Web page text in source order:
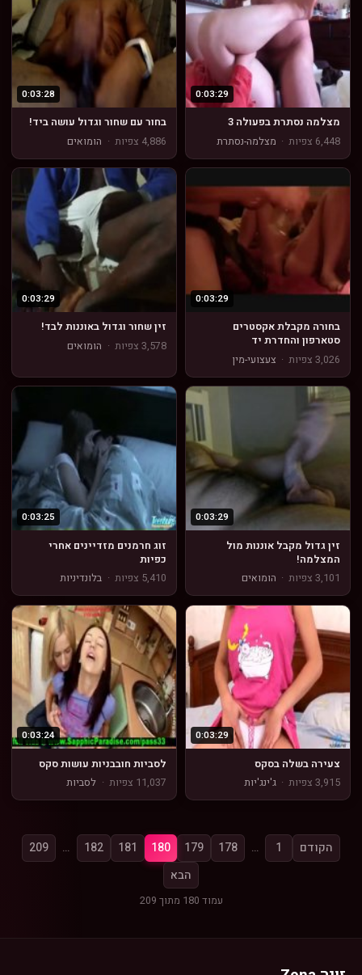
0:03:29
מצלמה נסתרת בפעולה 3
6,448 צפיות
· מצלמה-נסתרת
0:03:28
בחור עם שחור וגדול עושה ביד!
4,886 צפיות
· הומואים
0:03:29
בחורה מקבלת אקסטרים
סטארפון והחדרת יד
3,026 צפיות
· צעצועי-מין
0:03:29
זין שחור וגדול באוננות לבד!
3,578 צפיות
· הומואים
0:03:29
זין גדול מקבל אוננות מול
המצלמה!
3,101 צפיות
· הומואים
0:03:25
זוג חרמנים מזדיינים אחרי
כפיות
5,410 צפיות
· בלונדיניות
0:03:29
צעירה בשלה בסקס
3,915 צפיות
· ג'ינג'יות
0:03:24
לסביות חובבניות עושות סקס
11,037 צפיות
· לסביות
הקודם 1
…
178
179
180
181
182
…
209
הבא
עמוד 180 מתוך 209